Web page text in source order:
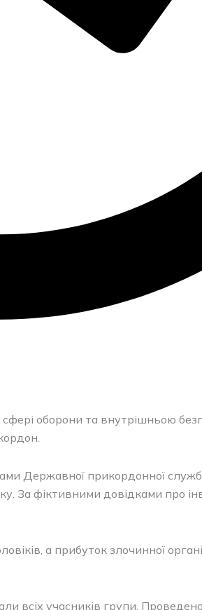
сфері оборони та внутрішньою
Державної прикордонної
За фіктивними довідками про
а прибуток злочинної
учасників групи.